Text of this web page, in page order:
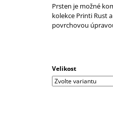
Prsten je možné
kolekce Printi Rusta
povrchovou
Velikost